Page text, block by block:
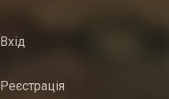
Вхід
Реєстрація